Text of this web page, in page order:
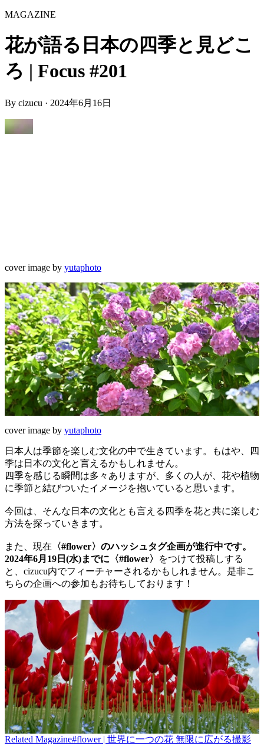
MAGAZINE
花が語る日本の四季と見どこ
ろ | Focus #201
By cizucu · 2024年6月16日
cover image by yutaphoto
cover image by yutaphoto
日本人は季節を楽しむ文化の中で生きています。もはや、四
季は日本の文化と言えるかもしれません。
四季を感じる瞬間は多々ありますが、多くの人が、花や植物
に季節と結びついたイメージを抱いていると思います。
今回は、そんな日本の文化とも言える四季を花と共に楽しむ
方法を探っていきます。
また、現在 〈#flower〉のハッシュタグ企画が進行中です。
2024年6月19日(水)までに〈#flower〉
をつけて投稿しする
と、cizucu内でフィーチャーされるかもしれません。是非こ
ちらの企画への参加もお待ちしております！
Related Magazine#flower | 世界に一つの花 無限に広がる撮影